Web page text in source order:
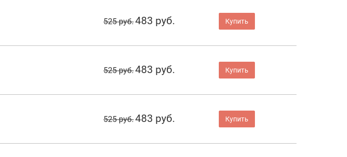
525 руб.483 руб. Купить
525 руб.483 руб. Купить
525 руб.483 руб. Купить